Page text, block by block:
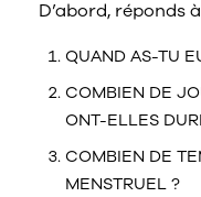
D’abord, réponds
QUAND AS-TU
COMBIEN DE
ONT-ELLES
COMBIEN DE
MENSTRUEL ?